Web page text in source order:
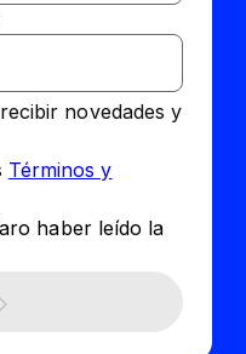
Términos y
haber leído la